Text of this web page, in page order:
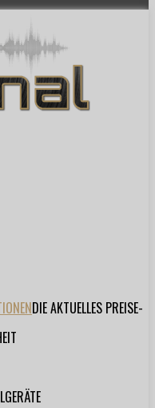
DIE AKTUELLES PREISE-